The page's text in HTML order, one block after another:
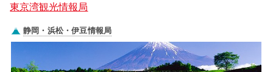
東京湾観光情報局